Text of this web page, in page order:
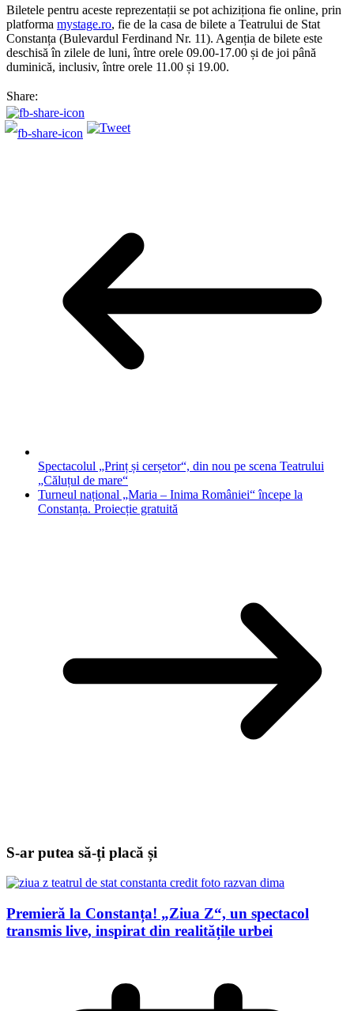
Biletele pentru aceste reprezentații se pot achiziționa fie online, prin
platforma mystage.ro, fie de la casa de bilete a Teatrului de Stat
Constanța (Bulevardul Ferdinand Nr. 11). Agenția de bilete este
deschisă în zilele de luni, între orele 09.00-17.00 și de joi până
duminică, inclusiv, între orele 11.00 și 19.00.
Share:
Spectacolul „Prinț și cerșetor“, din nou pe scena Teatrului
„Căluțul de mare“
Turneul național „Maria – Inima României“ începe la
Constanța. Proiecție gratuită
S-ar putea să-ți placă și
Premieră la Constanța! „Ziua Z“, un spectacol
transmis live, inspirat din realitățile urbei